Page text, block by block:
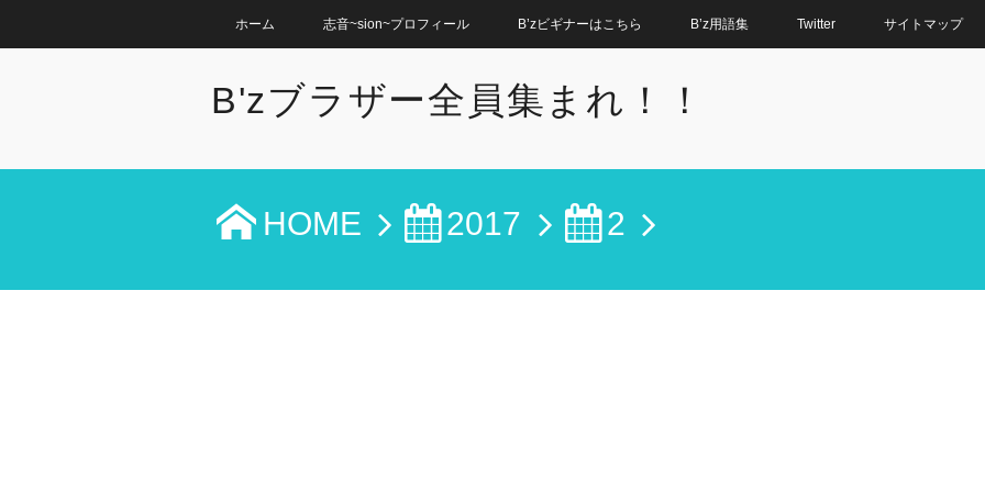
ホーム 志音~sion~プロフィール B’zビギナーはこちら B’z用語集 Twitter サイトマップ
B'zブラザー全員集まれ！！
HOME 2017 2